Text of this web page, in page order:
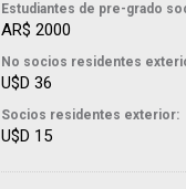
Estudiantes de pre-grado
AR$ 2000
No socios residentes
U$D 36
Socios residentes exterior:
U$D 15